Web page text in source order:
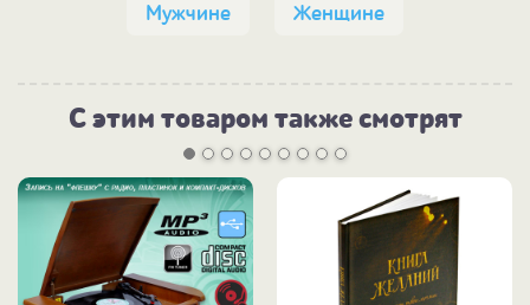
Мужчине Женщине
С этим товаром также смотрят